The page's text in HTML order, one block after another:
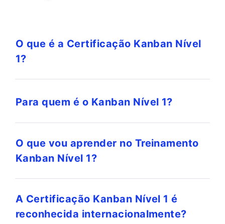
O que é a Certificação Kanban Nível
1?
Para quem é o Kanban Nível 1?
O que vou aprender no Treinamento
Kanban Nível 1?
A Certificação Kanban Nível 1 é
reconhecida internacionalmente?